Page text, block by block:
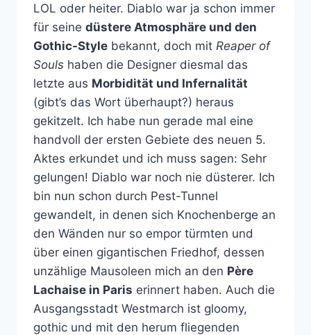
LOL oder heiter. Diablo war ja schon immer
für seine düstere Atmosphäre und den
Gothic-Style bekannt, doch mit Reaper of
Souls haben die Designer diesmal das
letzte aus Morbidität und Infernalität
(gibt’s das Wort überhaupt?) heraus
gekitzelt. Ich habe nun gerade mal eine
handvoll der ersten Gebiete des neuen 5.
Aktes erkundet und ich muss sagen: Sehr
gelungen! Diablo war noch nie düsterer. Ich
bin nun schon durch Pest-Tunnel
gewandelt, in denen sich Knochenberge an
den Wänden nur so empor türmten und
über einen gigantischen Friedhof, dessen
unzählige Mausoleen mich an den Père
Lachaise in Paris erinnert haben. Auch die
Ausgangsstadt Westmarch ist gloomy,
gothic und mit den herum fliegenden